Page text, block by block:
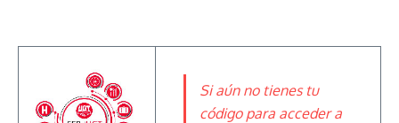
Si aún no tienes tu
código para acceder a